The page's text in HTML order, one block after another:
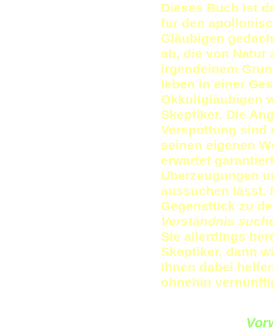
Dieses Buch ist
für den
Gläubigen
ab, die von Natur
irgendeinem
leben in einer
Okkultgläubigen
Skeptiker. Die
Verspottung sind
seinen eigenen
erwartet
Überzeugungen
aussuchen lässt.
Gegenstück zu
Verständnis
Sie allerdings
Skeptiker, dann
Ihnen dabei
ohnehin